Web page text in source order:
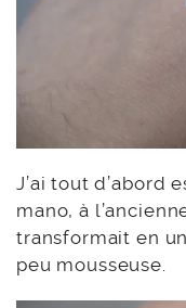
J’ai tout d’abord
mano, à
transformait en
peu mousseuse.